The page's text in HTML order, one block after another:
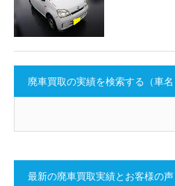
廃車買取の実績を検索する（車名
最新の廃車買取実績とお客様の声